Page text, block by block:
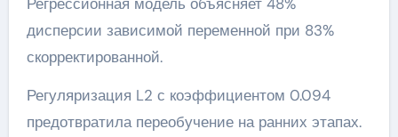
дисперсии зависимой переменной при 83%
скорректированной.
Регуляризация L2 с коэффициентом 0.094
предотвратила переобучение на ранних этапах.